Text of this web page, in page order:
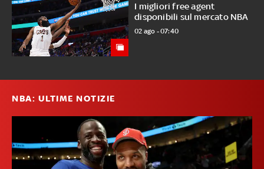
I migliori free agent
disponibili sul mercato NBA
02 ago - 07:40
NBA: ULTIME NOTIZIE